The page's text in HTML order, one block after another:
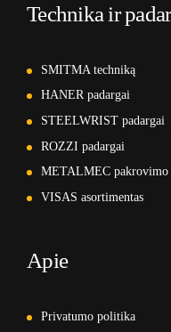
Technika ir
SMITMA techniką
HANER padargai
STEELWRIST padargai
ROZZI padargai
METALMEC pakrovimo
VISAS asortimentas
Apie
Privatumo politika